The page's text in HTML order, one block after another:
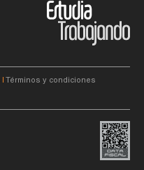
Términos y condiciones